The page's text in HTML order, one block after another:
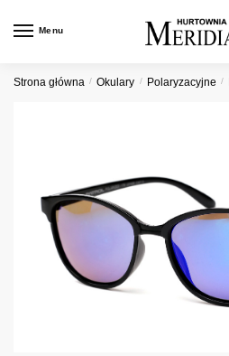
Menu
Strona główna / Okulary / Polaryzacyjne /